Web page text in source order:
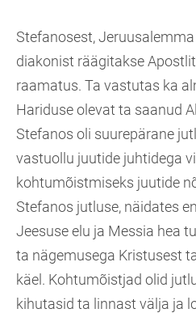
Stefanosest,
diakonist räägitakse
raamatus. Ta vastutas ka
Hariduse olevat ta saanud
Stefanos oli suurepärane
vastuollu juutide juhtidega
kohtumõistmiseks juutide
Stefanos jutluse, näidates
Jeesuse elu ja Messia hea
ta nägemusega Kristusest
käel. Kohtumõistjad olid
kihutasid ta linnast välja ja